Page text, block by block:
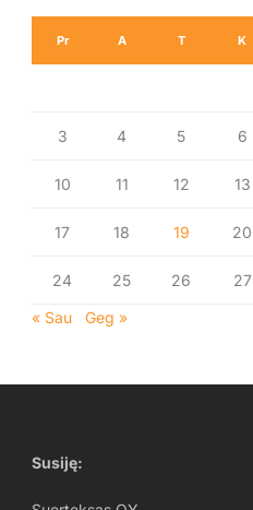
Pr A T K
3 4 5 6
10 11 12 13
17 18 19 20
24 25 26 27
« Sau
Geg »
Susiję: